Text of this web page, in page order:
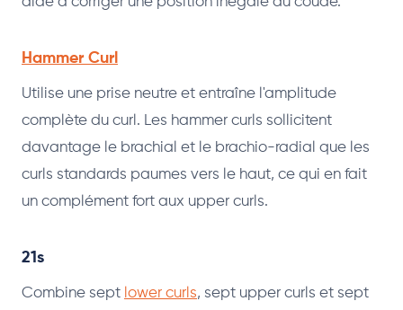
Hammer Curl
Utilise une prise neutre et entraîne l'amplitude
complète du curl. Les hammer curls sollicitent
davantage le brachial et le brachio-radial que les
curls standards paumes vers le haut, ce qui en fait
un complément fort aux upper curls.
21s
Combine sept lower curls, sept upper curls et sept